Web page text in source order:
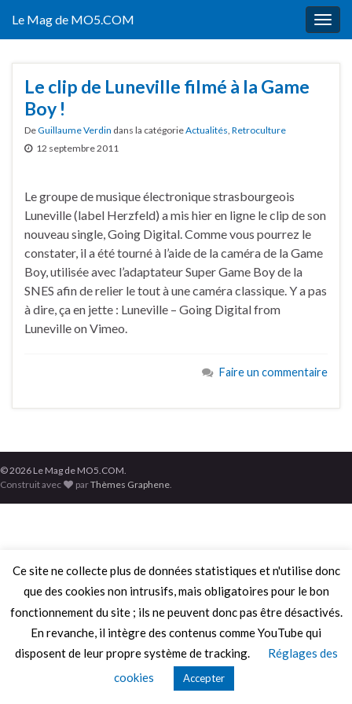
Le Mag de MO5.COM
Le clip de Luneville filmé à la Game
Boy !
DeGuillaume Verdin dans la catégorieActualités, Retroculture
12 septembre 2011
Le groupe de musique électronique strasbourgeois
Luneville (label Herzfeld) a mis hier en ligne le clip de son
nouveau single, Going Digital. Comme vous pourrez le
constater, il a été tourné à l’aide de la caméra de la Game
Boy, utilisée avec l’adaptateur Super Game Boy de la
SNES afin de relier le tout à une caméra classique. Y a pas
à dire, ça en jette : Luneville – Going Digital from
Luneville on Vimeo.
Faire un commentaire
© 2026 Le Mag de MO5.COM.
Construit avec
parThèmes Graphene
Ce site ne collecte plus de données statistiques et n'utilise donc
que des cookies non intrusifs, mais obligatoires pour le bon
fonctionnement du site ; ils ne peuvent donc pas être désactivés.
En revanche, il intègre des contenus comme YouTube qui
disposent de leur propre système de tracking.
Réglages des
cookies
Accepter